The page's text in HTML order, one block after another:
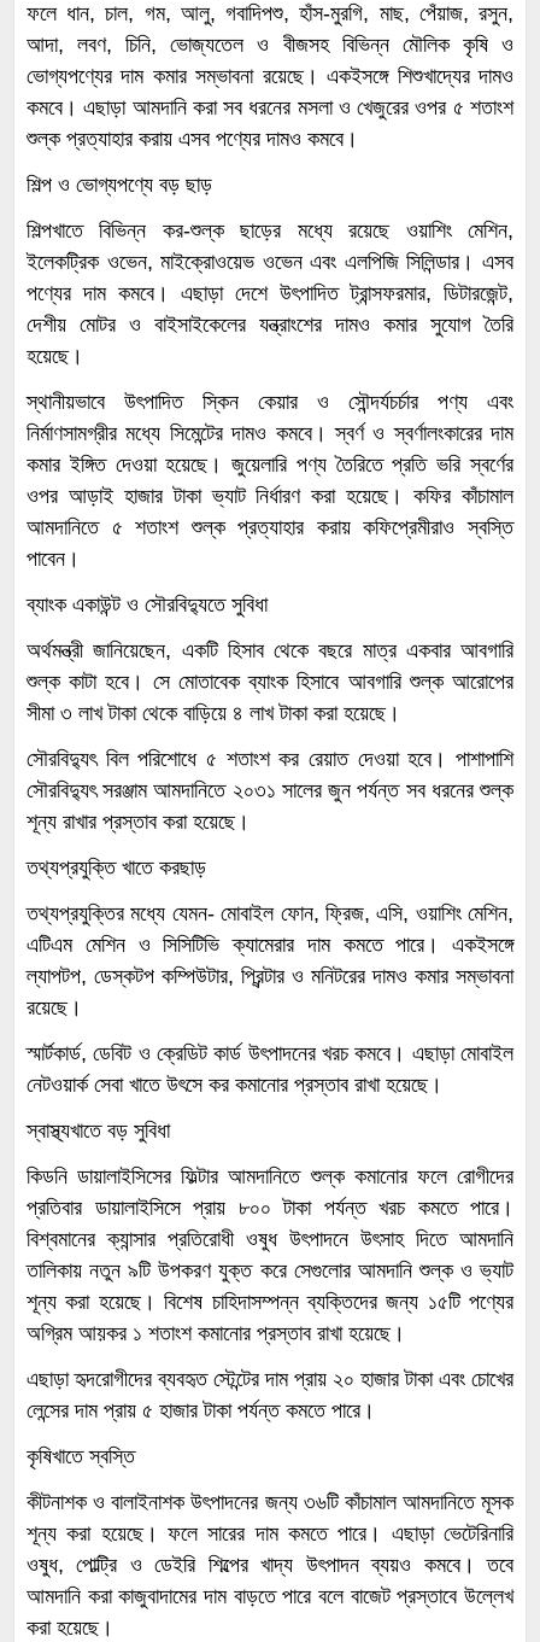
ফলে ধান, চাল, গম, আলু, গবাদিপশু, হাঁস-মুরগি, মাছ, পেঁয়াজ, রসুন,
আদা, লবণ, চিনি, ভোজ্যতেল ও বীজসহ বিভিন্ন মৌলিক কৃষি ও
ভোগ্যপণ্যের দাম কমার সম্ভাবনা রয়েছে। একইসঙ্গে শিশুখাদ্যের দামও
কমবে। এছাড়া আমদানি করা সব ধরনের মসলা ও খেজুরের ওপর ৫ শতাংশ
শুল্ক প্রত্যাহার করায় এসব পণ্যের দামও কমবে।
শিল্প ও ভোগ্যপণ্যে বড় ছাড়
শিল্পখাতে বিভিন্ন কর-শুল্ক ছাড়ের মধ্যে রয়েছে ওয়াশিং মেশিন,
ইলেকট্রিক ওভেন, মাইক্রোওয়েভ ওভেন এবং এলপিজি সিলিন্ডার। এসব
পণ্যের দাম কমবে। এছাড়া দেশে উৎপাদিত ট্রান্সফরমার, ডিটারজেন্ট,
দেশীয় মোটর ও বাইসাইকেলের যন্ত্রাংশের দামও কমার সুযোগ তৈরি
হয়েছে।
স্থানীয়ভাবে উৎপাদিত স্কিন কেয়ার ও সৌন্দর্যচর্চার পণ্য এবং
নির্মাণসামগ্রীর মধ্যে সিমেন্টের দামও কমবে। স্বর্ণ ও স্বর্ণালংকারের দাম
কমার ইঙ্গিত দেওয়া হয়েছে। জুয়েলারি পণ্য তৈরিতে প্রতি ভরি স্বর্ণের
ওপর আড়াই হাজার টাকা ভ্যাট নির্ধারণ করা হয়েছে। কফির কাঁচামাল
আমদানিতে ৫ শতাংশ শুল্ক প্রত্যাহার করায় কফিপ্রেমীরাও স্বস্তি
পাবেন।
ব্যাংক একাউন্ট ও সৌরবিদ্যুতে সুবিধা
অর্থমন্ত্রী জানিয়েছেন, একটি হিসাব থেকে বছরে মাত্র একবার আবগারি
শুল্ক কাটা হবে। সে মোতাবেক ব্যাংক হিসাবে আবগারি শুল্ক আরোপের
সীমা ৩ লাখ টাকা থেকে বাড়িয়ে ৪ লাখ টাকা করা হয়েছে।
সৌরবিদ্যুৎ বিল পরিশোধে ৫ শতাংশ কর রেয়াত দেওয়া হবে। পাশাপাশি
সৌরবিদ্যুৎ সরঞ্জাম আমদানিতে ২০৩১ সালের জুন পর্যন্ত সব ধরনের শুল্ক
শূন্য রাখার প্রস্তাব করা হয়েছে।
তথ্যপ্রযুক্তি খাতে করছাড়
তথ্যপ্রযুক্তির মধ্যে যেমন- মোবাইল ফোন, ফ্রিজ, এসি, ওয়াশিং মেশিন,
এটিএম মেশিন ও সিসিটিভি ক্যামেরার দাম কমতে পারে। একইসঙ্গে
ল্যাপটপ, ডেস্কটপ কম্পিউটার, প্রিন্টার ও মনিটরের দামও কমার সম্ভাবনা
রয়েছে।
স্মার্টকার্ড, ডেবিট ও ক্রেডিট কার্ড উৎপাদনের খরচ কমবে। এছাড়া মোবাইল
নেটওয়ার্ক সেবা খাতে উৎসে কর কমানোর প্রস্তাব রাখা হয়েছে।
স্বাস্থ্যখাতে বড় সুবিধা
কিডনি ডায়ালাইসিসের ফিল্টার আমদানিতে শুল্ক কমানোর ফলে রোগীদের
প্রতিবার ডায়ালাইসিসে প্রায় ৮০০ টাকা পর্যন্ত খরচ কমতে পারে।
বিশ্বমানের ক্যান্সার প্রতিরোধী ওষুধ উৎপাদনে উৎসাহ দিতে আমদানি
তালিকায় নতুন ৯টি উপকরণ যুক্ত করে সেগুলোর আমদানি শুল্ক ও ভ্যাট
শূন্য করা হয়েছে। বিশেষ চাহিদাসম্পন্ন ব্যক্তিদের জন্য ১৫টি পণ্যের
অগ্রিম আয়কর ১ শতাংশ কমানোর প্রস্তাব রাখা হয়েছে।
এছাড়া হৃদরোগীদের ব্যবহৃত স্টেন্টের দাম প্রায় ২০ হাজার টাকা এবং চোখের
লেন্সের দাম প্রায় ৫ হাজার টাকা পর্যন্ত কমতে পারে।
কৃষিখাতে স্বস্তি
কীটনাশক ও বালাইনাশক উৎপাদনের জন্য ৩৬টি কাঁচামাল আমদানিতে মূসক
শূন্য করা হয়েছে। ফলে সারের দাম কমতে পারে। এছাড়া ভেটেরিনারি
ওষুধ, পোল্ট্রি ও ডেইরি শিল্পের খাদ্য উৎপাদন ব্যয়ও কমবে। তবে
আমদানি করা কাজুবাদামের দাম বাড়তে পারে বলে বাজেট প্রস্তাবে উল্লেখ
করা হয়েছে।